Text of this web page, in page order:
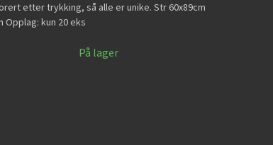
etter trykking, så alle er unike. Str 60x89cm
kun 20 eks
På lager